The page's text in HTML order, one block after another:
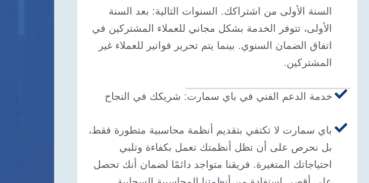
السنة الأولى من اشتراكك. السنوات التالية: بعد السنة
الأولى، تتوفر الخدمة بشكل مجاني للعملاء المشتركين في
اتفاق الضمان السنوي. بينما يتم تحرير فواتير للعملاء غير
المشتركين.
خدمة الدعم الفني في باي سمارت: شريكك في النجاح
باي سمارت لا تكتفي بتقديم أنظمة محاسبية متطورة فقط،
بل نحرص على أن تظل أنظمتك تعمل بكفاءة وتلبي
احتياجاتك المتغيرة. فريقنا متواجد دائمًا لضمان أنك تحصل